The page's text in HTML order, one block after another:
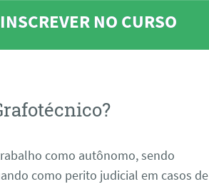
NO CURSO
como autônomo, sendo
como perito judicial em casos de